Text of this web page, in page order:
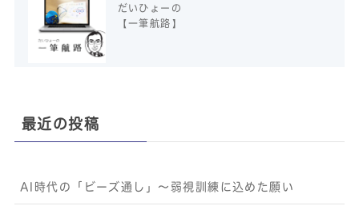
だいひょーの
【一筆航路】
最近の投稿
AI時代の「ビーズ通し」〜弱視訓練に込めた願い